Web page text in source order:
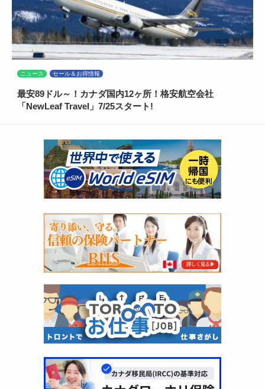
ニュース セール＆お得情報
最安89ドル～！カナダ国内12ヶ所！格安航空会社
「NewLeaf Travel」7/25スタート!